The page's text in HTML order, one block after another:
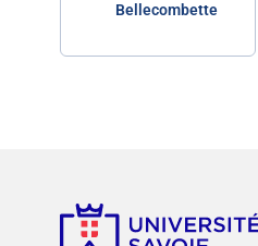
Bellecombette